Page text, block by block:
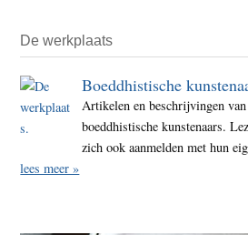
De werkplaats
Boeddhistische
Artikelen en beschrijvingen
boeddhistische kunstenaars.
zich ook aanmelden met hun
lees meer »